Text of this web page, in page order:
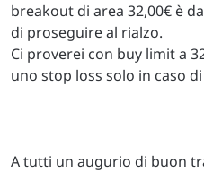
breakout di area 32,00€ è
di proseguire al rialzo.
Ci proverei con buy limit a
uno stop loss solo in caso
A tutti un augurio di buon